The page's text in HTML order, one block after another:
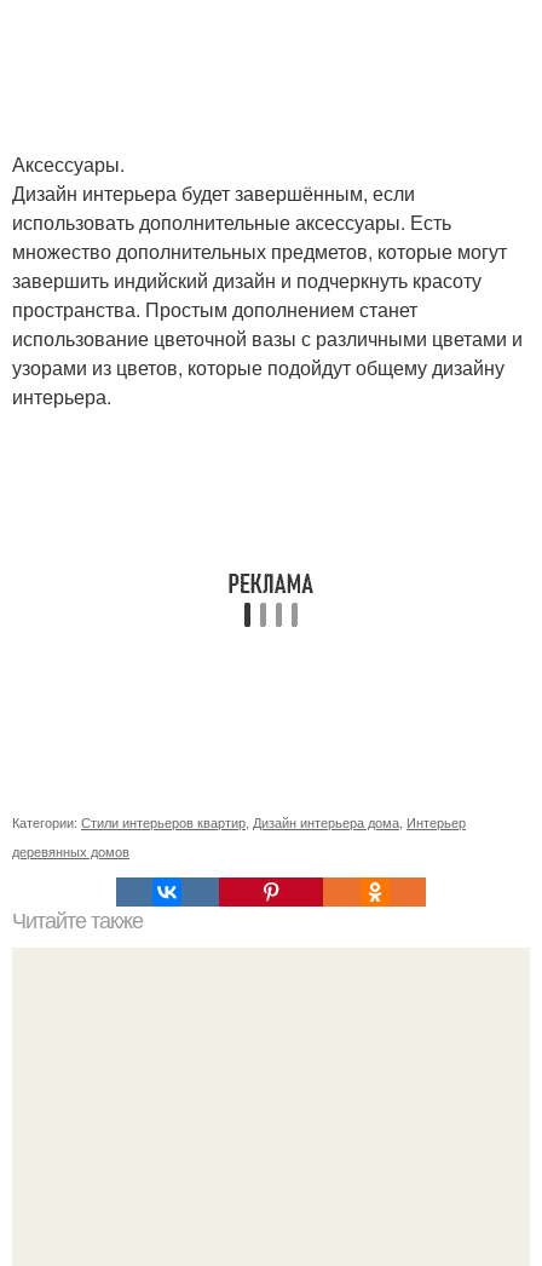
Аксессуары.
Дизайн интерьера будет завершённым, если
использовать дополнительные аксессуары. Есть
множество дополнительных предметов, которые могут
завершить индийский дизайн и подчеркнуть красоту
пространства. Простым дополнением станет
использование цветочной вазы с различными цветами и
узорами из цветов, которые подойдут общему дизайну
интерьера.
Категории: Стили интерьеров квартир Дизайн интерьера дома Интерьер
деревянных домов
Читайте также